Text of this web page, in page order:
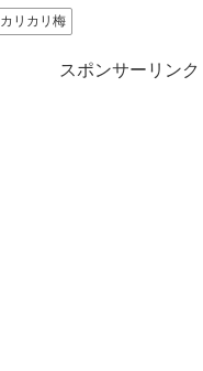
カリカリ梅
スポンサーリンク